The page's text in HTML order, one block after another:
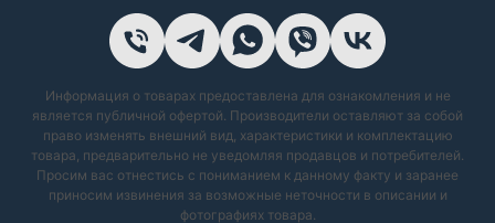
Информация о товарах предоставлена для ознакомления и не
является публичной офертой. Производители оставляют за собой
право изменять внешний вид, характеристики и комплектацию
товара, предварительно не уведомляя продавцов и потребителей.
Просим вас отнестись с пониманием к данному факту и заранее
приносим извинения за возможные неточности в описании и
фотографиях товара.